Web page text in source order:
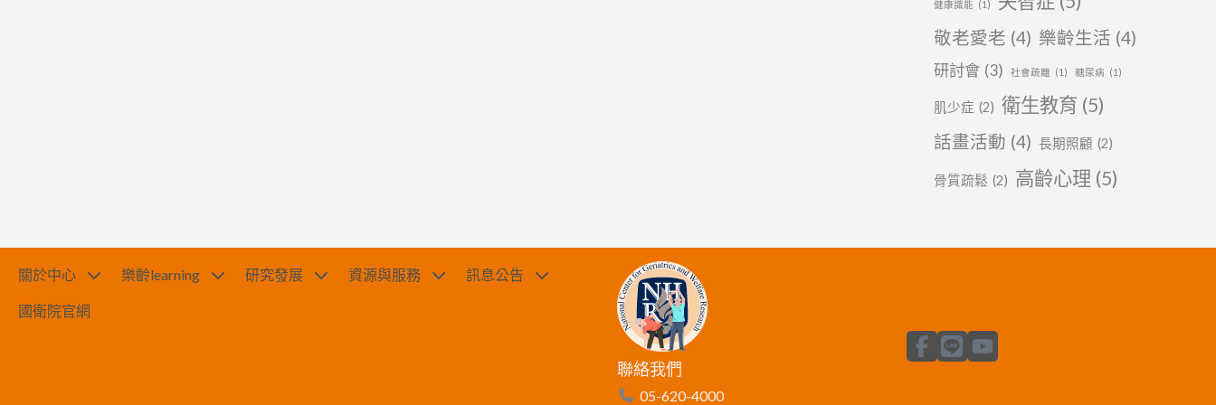
健康識能 (1)
敬老愛老 (4) 樂齡生活 (4)
研討會 (3) 社會疏離 (1) 糖尿病 (1)
肌少症 (2) 衛生教育 (5)
話畫活動 (4) 長期照顧 (2)
骨質疏鬆 (2) 高齡心理 (5)
關於中心 樂齡learning 研究發展 資源與服務 訊息公告
國衛院官網
聯絡我們
05-620-4000
F
a
L
i
Y
o